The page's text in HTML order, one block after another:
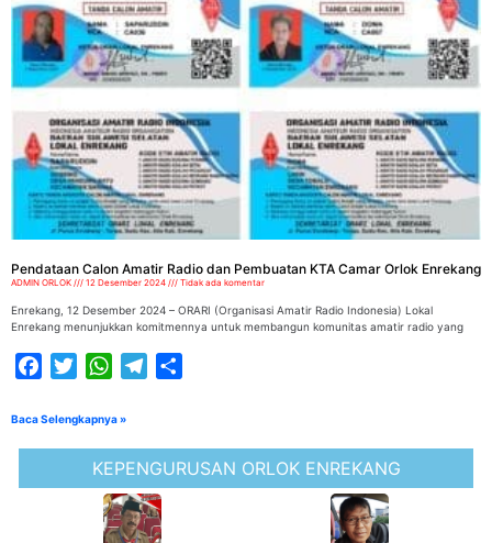
Pendataan Calon Amatir Radio dan Pembuatan KTA Camar Orlok Enrekang
ADMIN ORLOK 12 Desember 2024 Tidak ada komentar
Enrekang, 12 Desember 2024 – ORARI (Organisasi Amatir Radio Indonesia) Lokal
Enrekang menunjukkan komitmennya untuk membangun komunitas amatir radio yang
FacebookTwitterWhatsAppTelegram
Baca Selengkapnya »
KEPENGURUSAN ORLOK ENREKANG